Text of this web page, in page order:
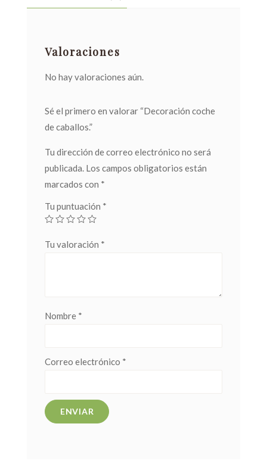
Valoraciones
No hay valoraciones aún.
Sé el primero en valorar “Decoración coche
de caballos.”
Tu dirección de correo electrónico no será
publicada. Los campos obligatorios están
marcados con *
Tu puntuación *
Tu valoración *
Nombre *
Correo electrónico *